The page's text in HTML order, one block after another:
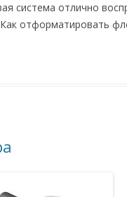
система отлично
отформатировать